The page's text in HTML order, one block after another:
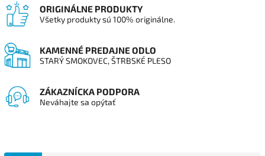
ORIGINÁLNE PRODUKTY
Všetky produkty sú 100% originálne.
KAMENNÉ PREDAJNE ODLO
STARÝ SMOKOVEC, ŠTRBSKÉ PLESO
ZÁKAZNÍCKA PODPORA
Neváhajte sa opýtať